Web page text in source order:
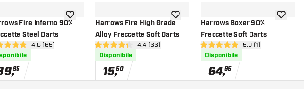
Fire Inferno 90%
Steel Darts
apri pannello recensioni
di valutazione
4.8 (65)
,95
aggiungi alla lista dei desideri
Harrows Fire High Grade
Alloy Freccette Soft Darts
apri pannello recensioni
4.4 stelle di valutazione
4.4 (66)
Disponibile
15,50
aggiungi alla lista dei desideri
Harrows Boxer 90%
Freccette Soft Darts
apri pannello
5 stelle di valutazione
5.0 (1)
Disponibile
64,95